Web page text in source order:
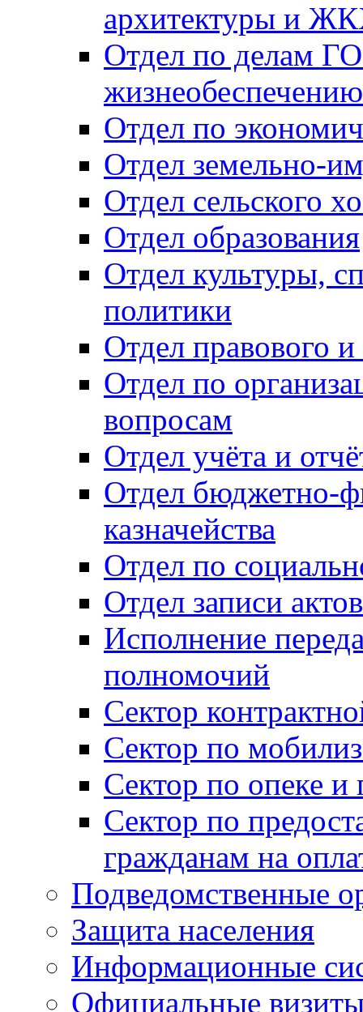
архитектуры и
Отдел по делам
Отдел по
Отдел земельно-
Отдел сельского
Отдел образования
Отдел культуры,
политики
Отдел правового
Отдел по
вопросам
Отдел учёта и
Отдел бюджетно-
казначейства
Отдел по
Отдел записи
Исполнение
полномочий
Сектор
Сектор по
Сектор по опеке и
Сектор по
гражданам на
Подведомственные
Защита населения
Информационные
Официальные